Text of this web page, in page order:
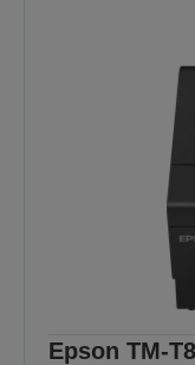
Epson TM-